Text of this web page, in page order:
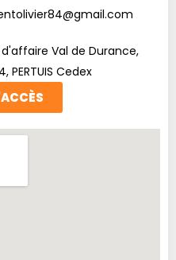
Val de Durance,
PERTUIS Cedex